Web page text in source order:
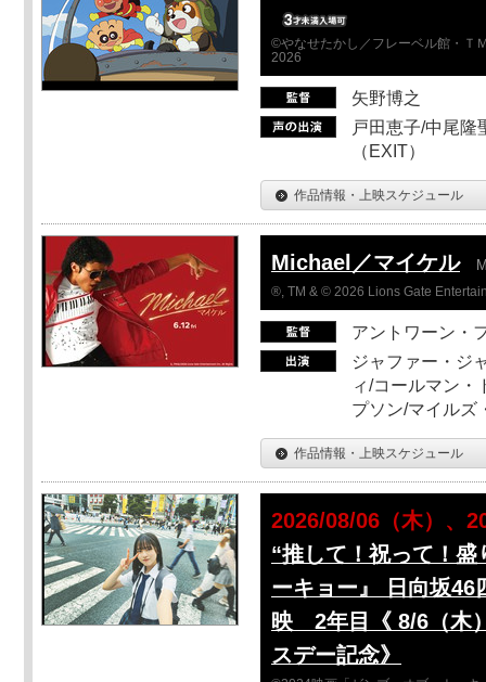
©やなせたかし／フレーベル館・Ｔ
2026
矢野博之
戸田恵子/中尾隆
（EXIT）
作品情報・上映スケジュール
Michael／マイケル
®, TM & © 2026 Lions Gate
アントワーン・
ジャファー・ジ
ィ/コールマン・
プソン/マイルズ
作品情報・上映スケジュール
2026/08/06（木）、
“推して！祝って！
ーキョー』 日向坂46
映 2年目《 8/6（木
スデー記念》